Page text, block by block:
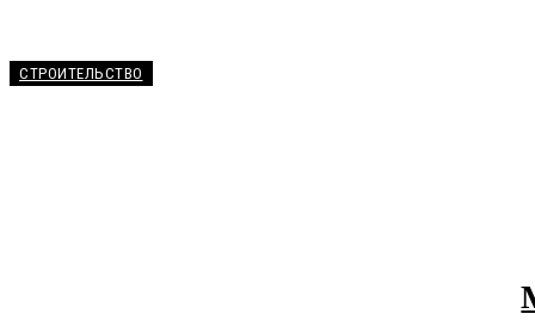
СТРОИТЕЛЬСТВО